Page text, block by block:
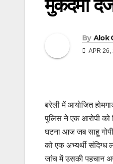
मुकदमा
By Alok
APR 26,
बरेली में आयोजित
पुलिस ने एक आरोपी को
घटना आज जब साहू
को एक अभ्यर्थी संदिग्ध
जांच में उसकी पहचान